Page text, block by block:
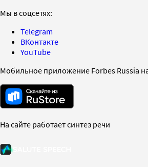
Мы в соцсетях:
Telegram
ВКонтакте
YouTube
Мобильное приложение Forbes Russia
На сайте работает синтез речи